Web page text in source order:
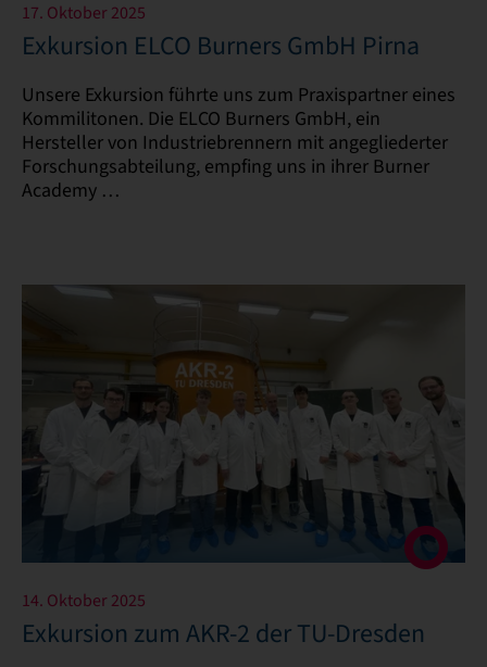
17. Oktober 2025
Exkursion ELCO Burners GmbH Pirna
Unsere Exkursion führte uns zum Praxispartner eines
Kommilitonen. Die ELCO Burners GmbH, ein
Hersteller von Industriebrennern mit angegliederter
Forschungsabteilung, empfing uns in ihrer Burner
Academy …
14. Oktober 2025
Exkursion zum AKR-2 der TU-Dresden